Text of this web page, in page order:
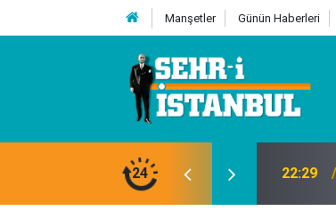
Manşetler Günün Haberleri
24 07:32